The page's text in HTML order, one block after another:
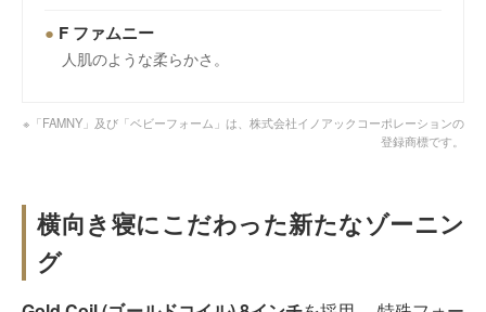
● F ファムニー
人肌のような柔らかさ。
※「FAMNY」及び「ベビーフォーム」は、株式会社イノアックコーポレーションの
登録商標です。
横向き寝にこだわった新たなゾーニン
グ